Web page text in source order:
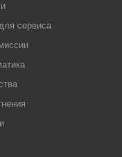
сервиса